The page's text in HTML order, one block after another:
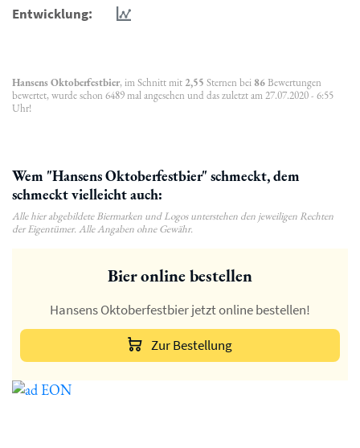
Entwicklung:
Hansens Oktoberfestbier, im Schnitt mit 2,55 Sternen bei 86Bewertungen
bewertet, wurde schon 6489 mal angesehen und das zuletzt am 27.07.2020 - 6:55
Uhr!
Wem "Hansens Oktoberfestbier" schmeckt, dem
schmeckt vielleicht auch:
Alle hier abgebildete Biermarken und Logos unterstehen den jeweiligen Rechten
der Eigentümer. Alle Angaben ohne Gewähr.
Bier online bestellen
Hansens Oktoberfestbier jetzt online bestellen!
Zur Bestellung